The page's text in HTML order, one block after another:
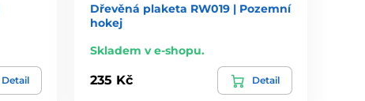
Detail
Dřevěná plaketa RW019 | Pozemní
hokej
Skladem v e-shopu.
235 Kč Detail